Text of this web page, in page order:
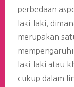
perbedaan
laki-laki,
merupakan
laki-laki atau
cukup dalam